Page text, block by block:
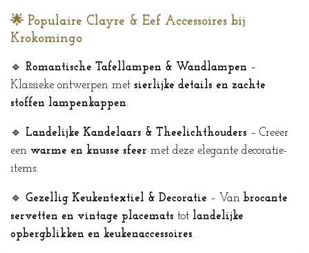
🌟 Populaire Clayre & Eef Accessoires bij
Krokomingo
🔹 Romantische Tafellampen & Wandlampen –
Klassieke ontwerpen met sierlijke details en zachte
stoffen lampenkappen.
🔹 Landelijke Kandelaars & Theelichthouders – Creëer
een warme en knusse sfeer met deze elegante decoratie-
items.
🔹 Gezellig Keukentextiel & Decoratie – Van brocante
servetten en vintage placemats tot landelijke
opbergblikken en keukenaccessoires.